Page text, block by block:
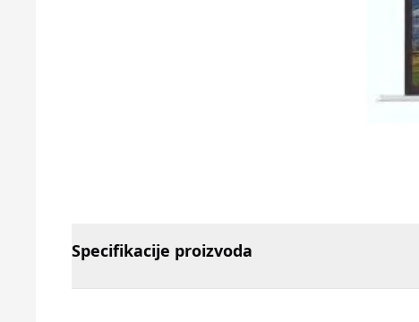
Specifikacije proizvoda